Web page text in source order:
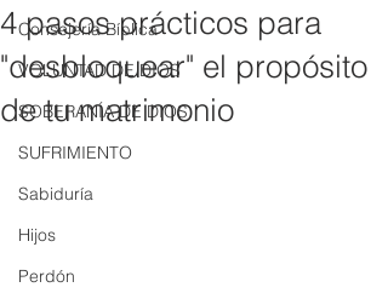
Consejería Bíblica
VOLUNTAD DE DIOS
SOBERANÍA DE DIOS
SUFRIMIENTO
Sabiduría
Hijos
Perdón
4 pasos prácticos para
"desbloquear" el propósito
de tu matrimonio